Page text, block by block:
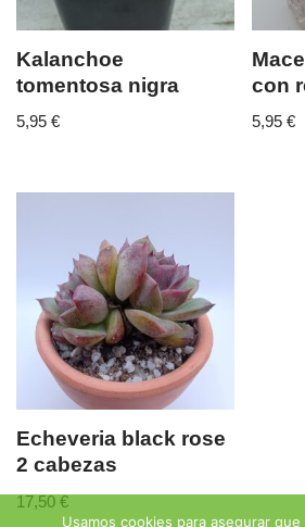
Kalanchoe
tomentosa nigra
5,95 €
con
5,95€
Echeveria black rose
2 cabezas
17,50 €
Usamos cookies para asegurar